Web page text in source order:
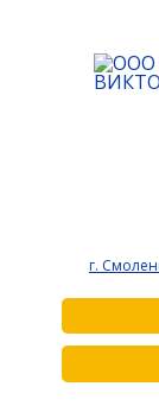
г.